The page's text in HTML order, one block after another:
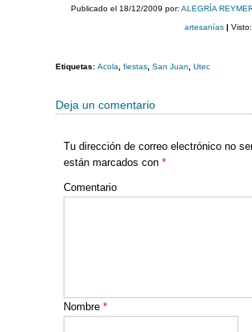
b
o
k
m
ar
Publicado el 18/12/2009 por:ALEGRÍA
artesanías |
Etiquetas: Acola, fiestas, San Juan, Utec
Deja un comentario
Tu dirección de correo electrónico no
están marcados con *
Comentario
Nombre *